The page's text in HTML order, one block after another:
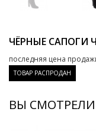
ЧЁРНЫЕ САПОГИ
последняя цена
ТОВАР РАСПРОДАН
ВЫ СМОТРЕЛИ